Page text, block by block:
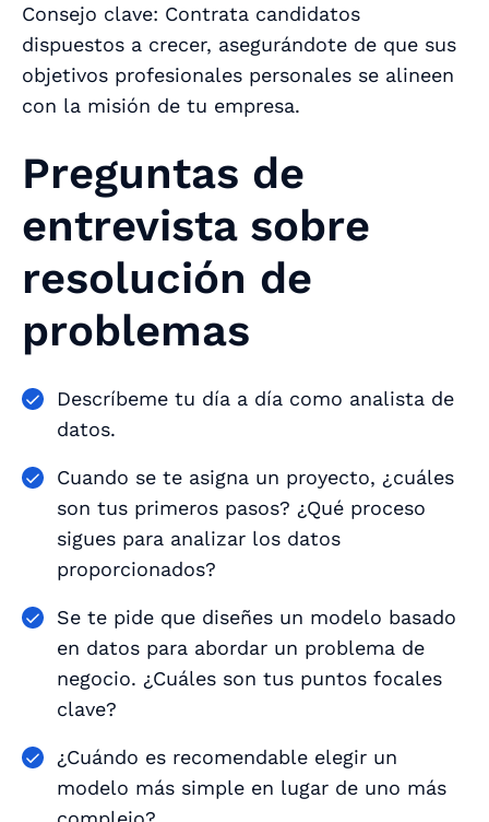
Consejo clave: Contrata candidatos
dispuestos a crecer, asegurándote de que sus
objetivos profesionales personales se alineen
con la misión de tu empresa.
Preguntas de
entrevista sobre
resolución de
problemas
Descríbeme tu día a día como analista de
datos.
Cuando se te asigna un proyecto, ¿cuáles
son tus primeros pasos? ¿Qué proceso
sigues para analizar los datos
proporcionados?
Se te pide que diseñes un modelo basado
en datos para abordar un problema de
negocio. ¿Cuáles son tus puntos focales
clave?
¿Cuándo es recomendable elegir un
modelo más simple en lugar de uno más